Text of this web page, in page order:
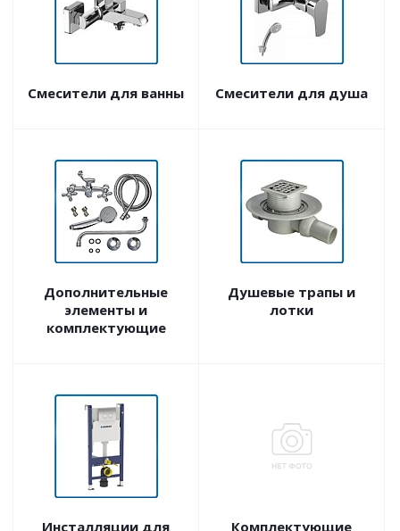
Смесители для ванны Смесители для душа
Дополнительные
элементы и
комплектующие
Душевые трапы и
лотки
Инсталляции для Комплектующие